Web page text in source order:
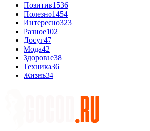
Позитив1536
Полезно1454
Интересно323
Разное102
Досуг47
Мода42
Здоровье38
Техника36
Жизнь34